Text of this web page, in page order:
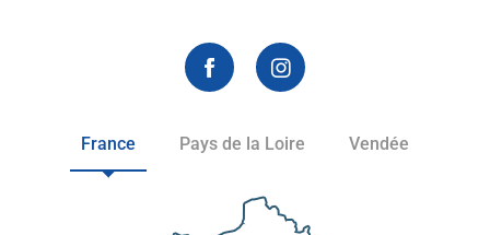
France Pays de la Loire Vendée